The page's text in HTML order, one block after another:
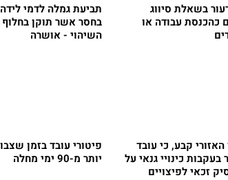
בשאלת סיווג
כהכנסת עבודה או
תביעת גמלה לדמי
בחסר אשר תוקן
השיהוי - אושרה
האזורי קבע, כי עובד
כינויי גנאי על
זכאי לפיצויים
פיטורי עובד בזמן
יותר מ-90 ימי מחלה